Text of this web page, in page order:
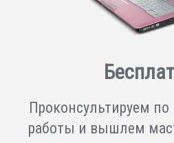
Проконсультируем
работы и вышлем